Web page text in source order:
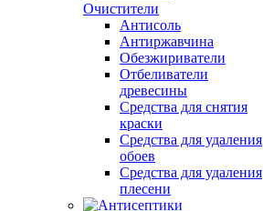
Очистители
Антисоль
Антиржавчина
Обезжириватели
Отбеливатели
древесины
Средства для снятия
краски
Средства для удаления
обоев
Средства для удаления
плесени